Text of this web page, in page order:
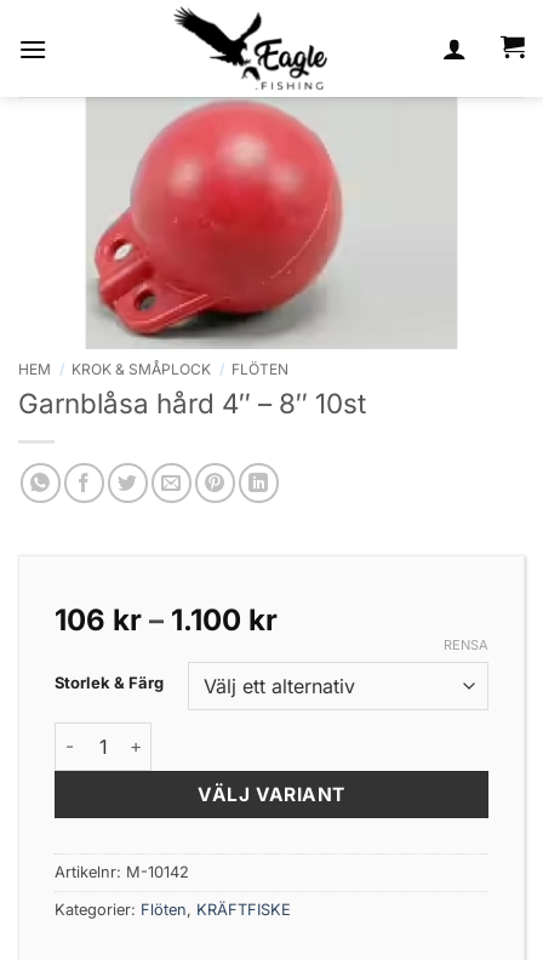
HEM / KROK & SMÅPLOCK / FLÖTEN
Garnblåsa hård 4″ – 8″ 10st
106 kr – 1.100 krPrisintervall:
till
1.100 kr
Storlek & Färg
RENSA
Garnblåsa hård 4" - 8" 10st mängd
VÄLJ VARIANT
Artikelnr: M-10142
Kategorier: Flöten, KRÄFTFISKE